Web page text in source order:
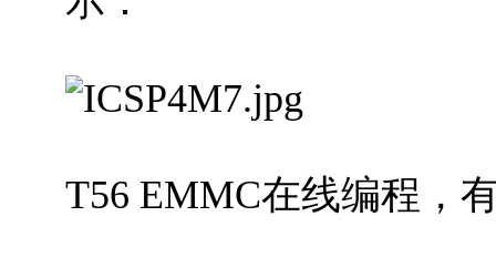
T56 EMMC在线编程，